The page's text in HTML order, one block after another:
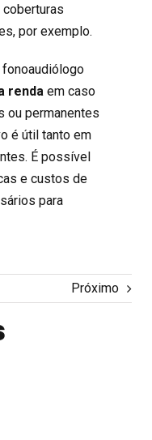
por exemplo.
renda em caso
ou permanentes
é útil tanto em
É possível
e custos de
para
Próximo